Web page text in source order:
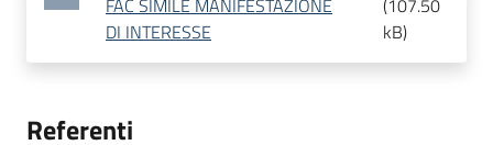
FAC SIMILE MANIFESTAZIONE
DI INTERESSE
(107.50
kB)
Referenti